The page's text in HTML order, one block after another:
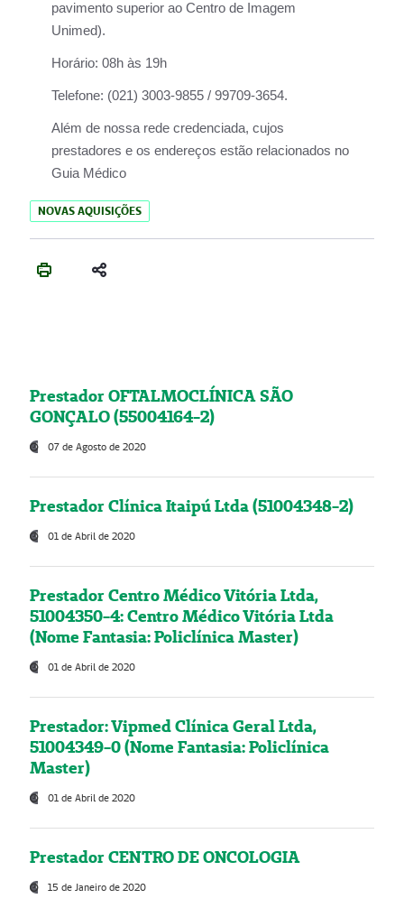
pavimento superior ao Centro de Imagem
Unimed).
Horário: 08h às 19h
Telefone: (021) 3003-9855 / 99709-3654.
Além de nossa rede credenciada, cujos
prestadores e os endereços estão relacionados no
Guia Médico
NOVAS AQUISIÇÕES
Prestador OFTALMOCLÍNICA SÃO
GONÇALO (55004164-2)
07 de Agosto de 2020
Prestador Clínica Itaipú Ltda (51004348-2)
01 de Abril de 2020
Prestador Centro Médico Vitória Ltda,
51004350-4: Centro Médico Vitória Ltda
(Nome Fantasia: Policlínica Master)
01 de Abril de 2020
Prestador: Vipmed Clínica Geral Ltda,
51004349-0 (Nome Fantasia: Policlínica
Master)
01 de Abril de 2020
Prestador CENTRO DE ONCOLOGIA
15 de Janeiro de 2020